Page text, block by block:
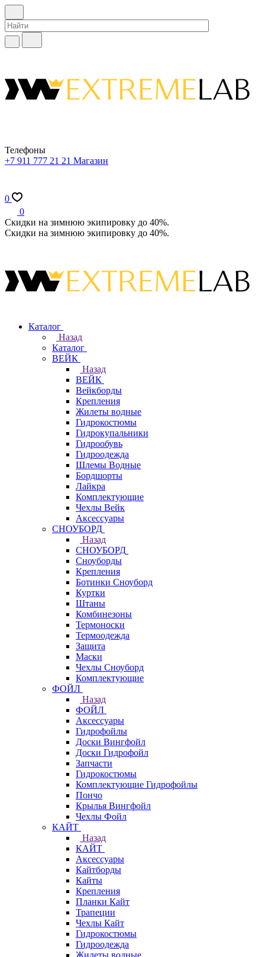
Телефоны
+7 911 777 21 21 Магазин
0
0
Скидки на зимнюю экипировку до 40%.
Скидки на зимнюю экипировку до 40%.
Каталог
Назад
Каталог
ВЕЙК
Назад
ВЕЙК
Вейкборды
Крепления
Жилеты водные
Гидрокостюмы
Гидрокупальники
Гидрообувь
Гидроодежда
Шлемы Водные
Бордшорты
Лайкра
Комплектующие
Чехлы Вейк
Аксессуары
СНОУБОРД
Назад
СНОУБОРД
Сноуборды
Крепления
Ботинки Сноуборд
Куртки
Штаны
Комбинезоны
Термоноски
Термоодежда
Защита
Маски
Чехлы Сноуборд
Комплектующие
ФОЙЛ
Назад
ФОЙЛ
Аксессуары
Гидрофойлы
Доски Вингфойл
Доски Гидрофойл
Запчасти
Гидрокостюмы
Комплектующие Гидрофойлы
Пончо
Крылья Вингфойл
Чехлы Фойл
КАЙТ
Назад
КАЙТ
Аксессуары
Кайтборды
Кайты
Крепления
Планки Кайт
Трапеции
Чехлы Кайт
Гидрокостюмы
Гидроодежда
Жилеты водные